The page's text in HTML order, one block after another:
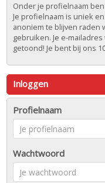
Onder je profielnaam
Je profielnaam is uniek
anoniem te blijven raden
gebruiken. Je e-
getoond! Je bent bij ons
Inloggen
Profielnaam
Wachtwoord